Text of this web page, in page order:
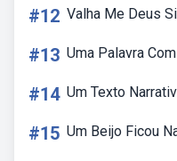
#12 Valha Me Deus
#13 Uma Palavra
#14 Um Texto
#15 Um Beijo Ficou